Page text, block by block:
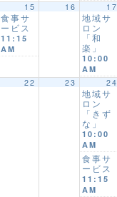
15
食事サ
ービス
11:15
AM
16 17
地域サ
ロン
「和
楽」
10:00
AM
22 23 24
地域サ
ロン
「きず
な」
10:00
AM
食事サ
ービス
11:15
AM